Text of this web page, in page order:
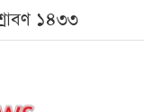
১৪৩৩